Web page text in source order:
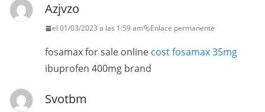
Azjvzo
el 01/03/2023 a las 1:59 am Enlace permanente
fosamax for sale online cost fosamax 35mg
ibuprofen 400mg brand
Svotbm